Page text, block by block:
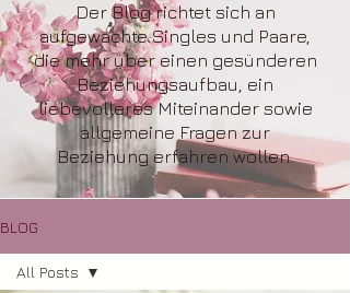
Der Blog richtet sich an
aufgewachte Singles und Paare,
die mehr über einen gesünderen
Beziehungsaufbau, ein
liebevolleres Miteinander sowie
allgemeine Fragen zur
Beziehung erfahren wollen.
BLOG
All Posts